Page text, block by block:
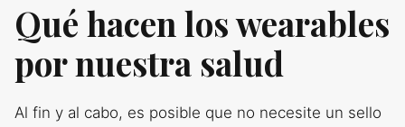
Qué hacen los wearables
por nuestra salud
Al fin y al cabo, es posible que no necesite un sello